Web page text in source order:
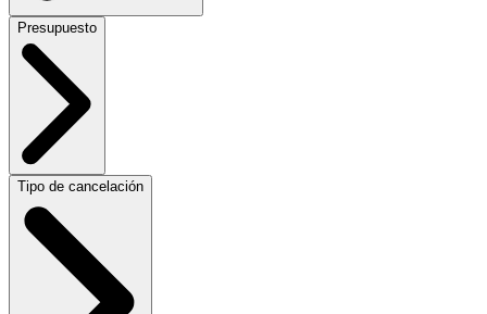
Presupuesto
Tipo de cancelación